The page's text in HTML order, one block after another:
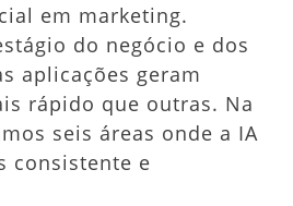
em marketing.
do negócio e dos
aplicações geram
rápido que outras. Na
seis áreas onde a IA
consistente e